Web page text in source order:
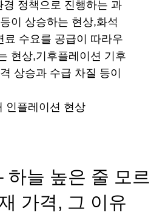
인플레이션 현상
하늘 높은 줄 모르
가격, 그 이유